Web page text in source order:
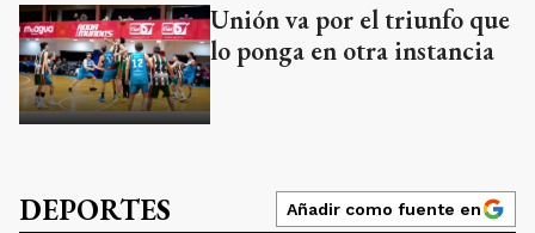
Unión va por el triunfo que
lo ponga en otra instancia
DEPORTES Añadir como fuente en